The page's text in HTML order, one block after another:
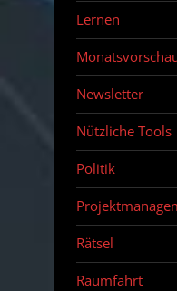
Lernen
Newsletter
Nützliche Tools
Politik
Rätsel
Raumfahrt